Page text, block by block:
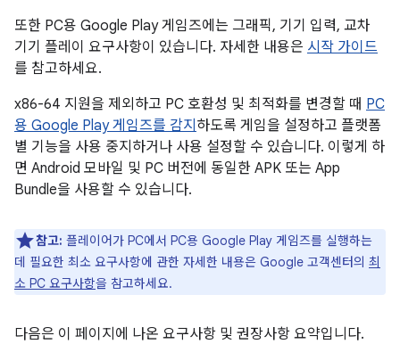
또한 PC용 Google Play 게임즈에는 그래픽, 기기 입력, 교차
기기 플레이 요구사항이 있습니다. 자세한 내용은 시작 가이드
를 참고하세요.
x86-64 지원을 제외하고 PC 호환성 및 최적화를 변경할 때 PC
용 Google Play 게임즈를 감지 하도록 게임을 설정하고 플랫폼
별 기능을 사용 중지하거나 사용 설정할 수 있습니다. 이렇게 하
면 Android 모바일 및 PC 버전에 동일한 APK 또는 App
Bundle을 사용할 수 있습니다.
참고: 플레이어가 PC에서 PC용 Google Play 게임즈를 실행하는
데 필요한 최소 요구사항에 관한 자세한 내용은 Google 고객센터의 최
소 PC 요구사항을 참고하세요.
다음은 이 페이지에 나온 요구사항 및 권장사항 요약입니다.